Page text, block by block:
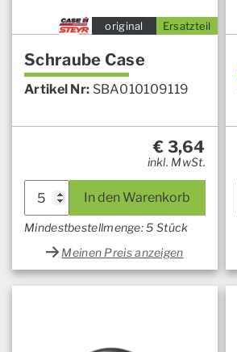
Ersatzteil
original
Schraube Case
Artikel Nr: SBA010109119
€ 3,64
inkl. MwSt.
In den Warenkorb
Mindestbestellmenge: 5 Stück
Meinen Preis anzeigen